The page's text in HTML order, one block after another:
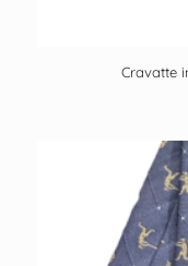
Cravatte